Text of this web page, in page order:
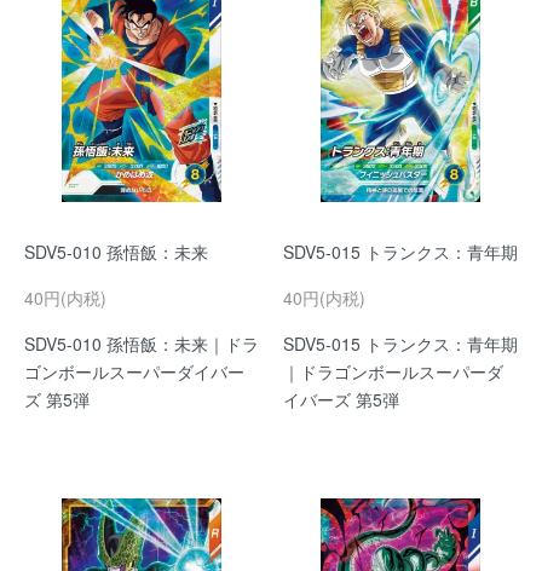
SDV5-010 孫悟飯：未来
40円(内税)
SDV5-010 孫悟飯：未来｜ドラ
ゴンボールスーパーダイバー
ズ 第5弾
SDV5-015 トランクス：青年期
40円(内税)
SDV5-015 トランクス：青年期
｜ドラゴンボールスーパーダ
イバーズ 第5弾